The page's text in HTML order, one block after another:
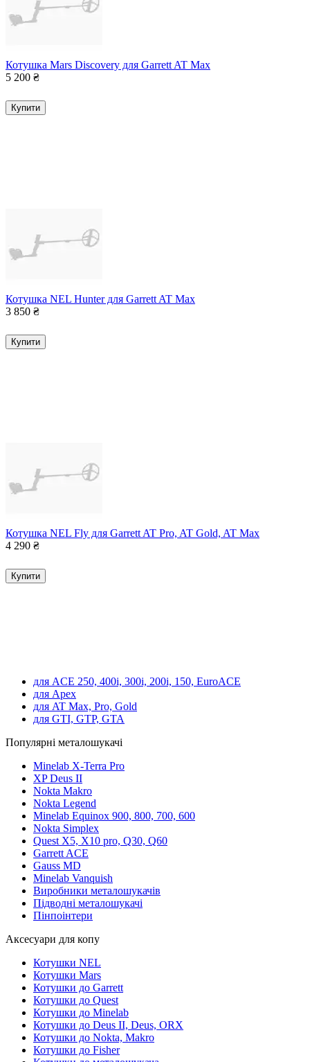
Котушка Mars Discovery для Garrett AT Max
5 200 ₴
Купити
Котушка NEL Hunter для Garrett AT Max
3 850 ₴
Купити
Котушка NEL Fly для Garrett AT Pro, AT Gold, AT Max
4 290 ₴
Купити
для ACE 250, 400i, 300i, 200i, 150, EuroACE
для Apex
для AT Max, Pro, Gold
для GTI, GTP, GTA
Популярні металошукачі
Minelab X-Terra Pro
XP Deus II
Nokta Makro
Nokta Legend
Minelab Equinox 900, 800, 700, 600
Nokta Simplex
Quest X5, X10 pro, Q30, Q60
Garrett ACE
Gauss MD
Minelab Vanquish
Виробники металошукачів
Підводні металошукачі
Пінпоінтери
Аксесуари для копу
Котушки NEL
Котушки Mars
Котушки до Garrett
Котушки до Quest
Котушки до Minelab
Котушки до Deus II, Deus, ORX
Котушки до Nokta, Makro
Котушки до Fisher